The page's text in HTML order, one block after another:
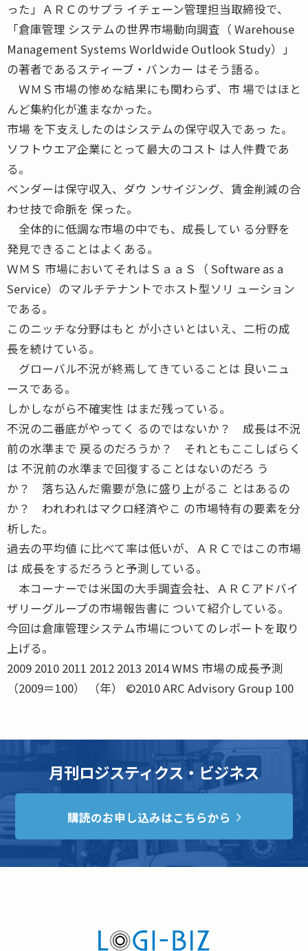
った」ＡＲＣのサプラ イチェーン管理担当取締役で、
「倉庫管理 システムの世界市場動向調査（ Warehouse
Management Systems Worldwide Outlook Study）」
の著者であるスティーブ・バンカー はそう語る。
ＷＭＳ市場の惨めな結果にも関わらず、市 場ではほと
んど集約化が進まなかった。
市場 を下支えしたのはシステムの保守収入であっ た。
ソフトウエア企業にとって最大のコスト は人件費であ
る。
ベンダーは保守収入、ダウ ンサイジング、賃金削減の合
わせ技で命脈を 保った。
全体的に低調な市場の中でも、成長してい る分野を
発見できることはよくある。
ＷＭＳ 市場においてそれはＳａａＳ（ Software as a
Service）のマルチテナントでホスト型ソリ ューション
である。
このニッチな分野はもと が小さいとはいえ、二桁の成
長を続けている。
グローバル不況が終焉してきていることは 良いニュ
ースである。
しかしながら不確実性 はまだ残っている。
不況の二番底がやってく るのではないか？ 成長は不況
前の水準まで 戻るのだろうか？ それともここしばらく
は 不況前の水準まで回復することはないのだろ う
か？ 落ち込んだ需要が急に盛り上がるこ とはあるの
か？ われわれはマクロ経済やこ の市場特有の要素を分
析した。
過去の平均値 に比べて率は低いが、ＡＲＣではこの市場
は 成長をするだろうと予測している。
本コーナーでは米国の大手調査会社、ＡＲＣアドバイ
ザリーグループの市場報告書に ついて紹介している。
今回は倉庫管理システム市場についてのレポートを取り
上げる。
2009 2010 2011 2012 2013 2014 WMS 市場の成長予測
（2009＝100） （年） ©2010 ARC Advisory Group 100
月刊ロジスティクス・ビジネス
購読のお申し込みはこちらから